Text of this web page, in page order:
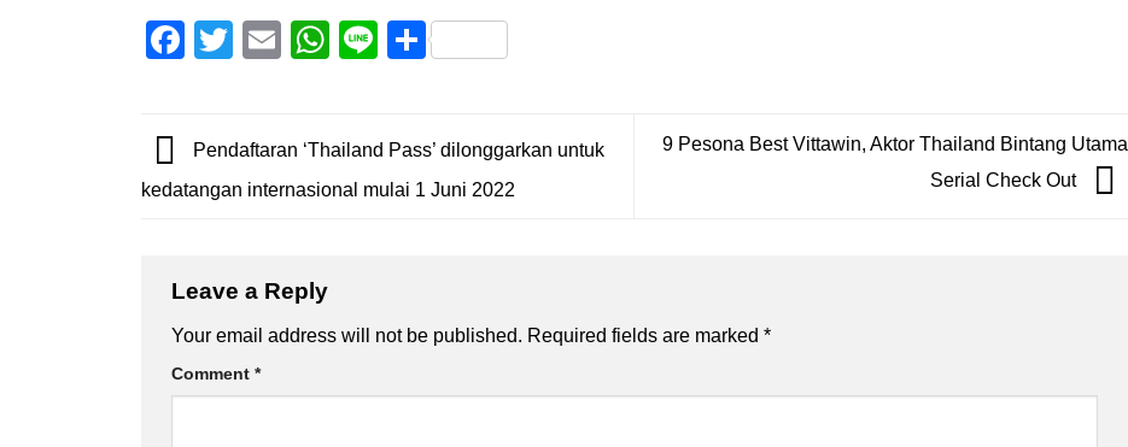
Facebook
Twitter
EmailWhatsApp
LineShare
Pendaftaran ‘Thailand Pass’ dilonggarkan untuk
kedatangan internasional mulai 1 Juni 2022
9 Pesona Best Vittawin, Aktor Thailand Bintang Utama
Serial Check Out
Leave a Reply
Your email address will not be published. Required fields are marked *
Comment *